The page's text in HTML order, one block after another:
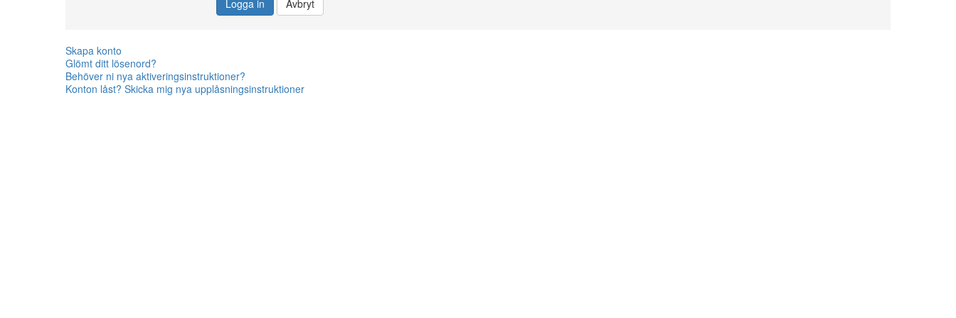
Logga in Avbryt
Skapa konto
Glömt ditt lösenord?
Behöver ni nya aktiveringsinstruktioner?
Konton låst? Skicka mig nya upplåsningsinstruktioner